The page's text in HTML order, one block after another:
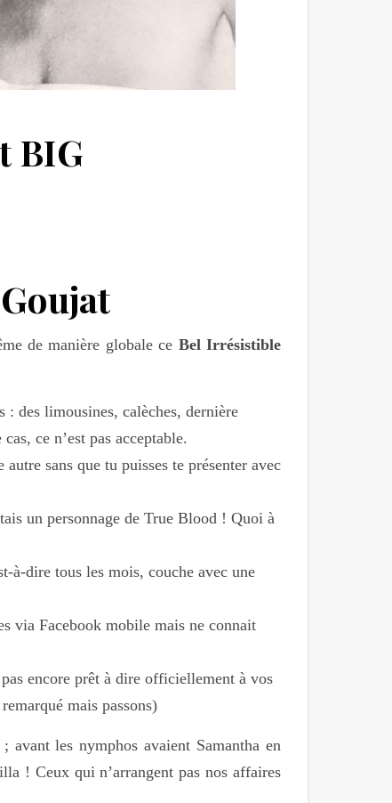
BIG
de manière globale ce Bel Irrésistible
: des limousines, calèches, dernière
ce n’est pas acceptable.
sans que tu puisses te présenter avec
un personnage de True Blood ! Quoi à
à-dire tous les mois, couche avec une
via Facebook mobile mais ne connait
encore prêt à dire officiellement à vos
mais passons)
avant les nymphos avaient Samantha en
! Ceux qui n’arrangent pas nos affaires